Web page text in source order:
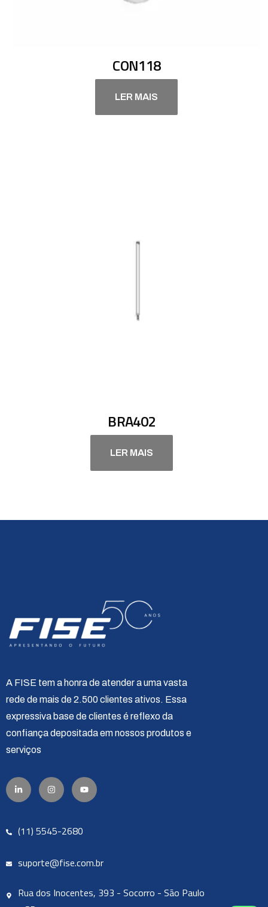
CON118
LER MAIS
BRA402
LER MAIS
A FISE tem a honra de atender a uma vasta
rede de mais de 2.500 clientes ativos. Essa
expressiva base de clientes é reflexo da
confiança depositada em nossos produtos e
serviços
(11) 5545-2680
suporte@fise.com.br
Rua dos Inocentes, 393 - Socorro - São Paulo